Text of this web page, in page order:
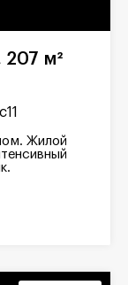
207 м²
Жилой